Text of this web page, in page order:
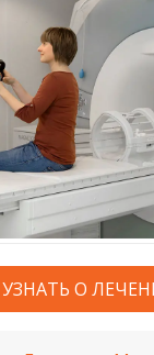
УЗНАТЬ О